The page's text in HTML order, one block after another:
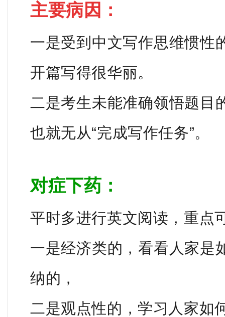
主要病因：
一是受到中文写作思维惯性
开篇写得很华丽。
二是考生未能准确领悟题目
也就无从“完成写作任务”。
对症下药：
平时多进行英文阅读，重点
一是经济类的，看看人家是
纳的，
二是观点性的，学习人家如